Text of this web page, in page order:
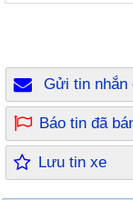
Gửi tin nhắn
Báo tin đã
Lưu tin xe